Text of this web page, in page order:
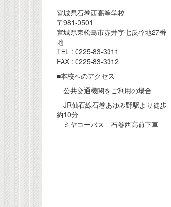
宮城県石巻西高等学校
〒981-0501
宮城県東松島市赤井字七反谷地27番
地
TEL : 0225-83-3311
FAX : 0225-83-3312
■本校へのアクセス
公共交通機関をご利用の場合
JR仙石線石巻あゆみ野駅より徒歩
約10分
ミヤコーバス 石巻西高前下車